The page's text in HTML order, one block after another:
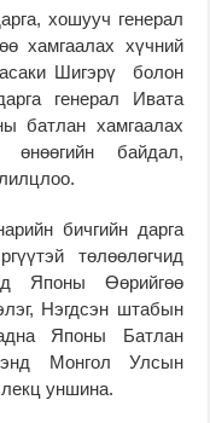
хошууч генерал
хамгаалах хүчний
Шигэрү болон
генерал Ивата
батлан хамгаалах
байдал,
бичгийн дарга
төлөөлөгчид
Японы Өөрийгөө
Нэгдсэн штабын
Японы Батлан
Монгол Улсын
уншина.